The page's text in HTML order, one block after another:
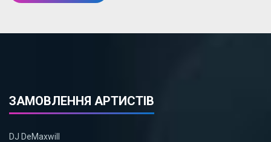
ЗАМОВЛЕННЯ АРТИСТІВ
DJ DeMaxwill